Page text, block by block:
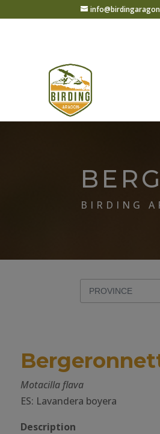
BIRDING
Motacilla flava
ES: Lavandera boyera
Description